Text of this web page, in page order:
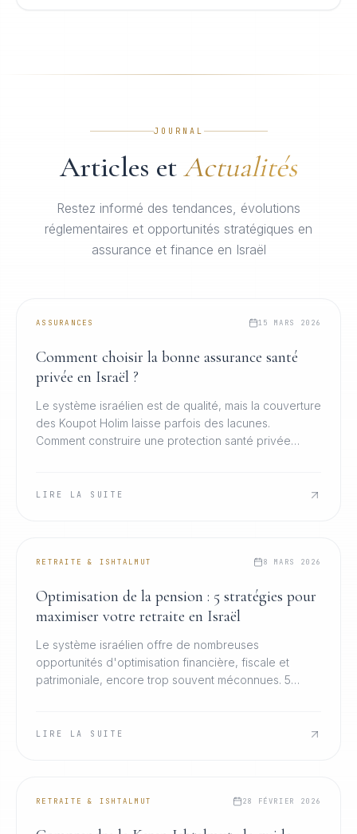
JOURNAL
Articles etActualités
Restez informé des tendances, évolutions
réglementaires et opportunités stratégiques en
assurance et finance en Israël
ASSURANCES 15 MARS 2026
Comment choisir la bonne assurance santé
privée en Israël ?
Le système israélien est de qualité, mais la couverture
des Koupot Holim laisse parfois des lacunes.
Comment construire une protection santé privée
LIRE LA SUITE
RETRAITE & ISHTALMUT 8 MARS 2026
Optimisation de la pension : 5 stratégies pour
maximiser votre retraite en Israël
Le système israélien offre de nombreuses
opportunités d'optimisation financière, fiscale et
patrimoniale, encore trop souvent méconnues. 5
LIRE LA SUITE
RETRAITE & ISHTALMUT 28 FÉVRIER 2026